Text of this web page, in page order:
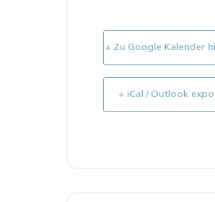
+ Zu Google Kalender
+ iCal / Outlook